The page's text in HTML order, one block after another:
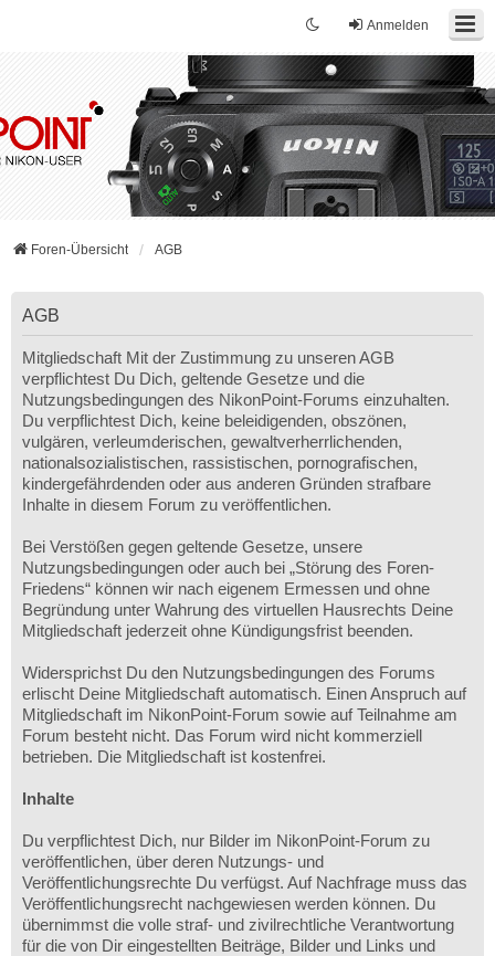
Anmelden
Foren-Übersicht AGB
AGB
Mitgliedschaft Mit der Zustimmung zu unseren AGB
verpflichtest Du Dich, geltende Gesetze und die
Nutzungsbedingungen des NikonPoint-Forums einzuhalten.
Du verpflichtest Dich, keine beleidigenden, obszönen,
vulgären, verleumderischen, gewaltverherrlichenden,
nationalsozialistischen, rassistischen, pornografischen,
kindergefährdenden oder aus anderen Gründen strafbare
Inhalte in diesem Forum zu veröffentlichen.
Bei Verstößen gegen geltende Gesetze, unsere
Nutzungsbedingungen oder auch bei „Störung des Foren-
Friedens“ können wir nach eigenem Ermessen und ohne
Begründung unter Wahrung des virtuellen Hausrechts Deine
Mitgliedschaft jederzeit ohne Kündigungsfrist beenden.
Widersprichst Du den Nutzungsbedingungen des Forums
erlischt Deine Mitgliedschaft automatisch. Einen Anspruch auf
Mitgliedschaft im NikonPoint-Forum sowie auf Teilnahme am
Forum besteht nicht. Das Forum wird nicht kommerziell
betrieben. Die Mitgliedschaft ist kostenfrei.
Inhalte
Du verpflichtest Dich, nur Bilder im NikonPoint-Forum zu
veröffentlichen, über deren Nutzungs- und
Veröffentlichungsrechte Du verfügst. Auf Nachfrage muss das
Veröffentlichungsrecht nachgewiesen werden können. Du
übernimmst die volle straf- und zivilrechtliche Verantwortung
für die von Dir eingestellten Beiträge, Bilder und Links und